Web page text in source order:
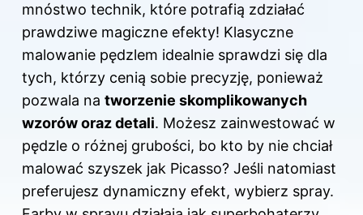
mnóstwo technik, które potrafią zdziałać
prawdziwe magiczne efekty! Klasyczne
malowanie pędzlem idealnie sprawdzi się dla
tych, którzy cenią sobie precyzję, ponieważ
pozwala na tworzenie skomplikowanych
wzorów oraz detali. Możesz zainwestować w
pędzle o różnej grubości, bo kto by nie chciał
malować szyszek jak Picasso? Jeśli natomiast
preferujesz dynamiczny efekt, wybierz spray.